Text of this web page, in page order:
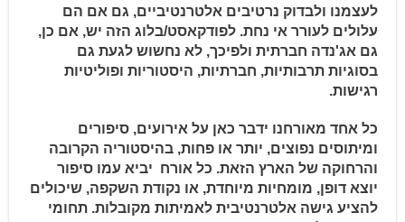
לעצמנו ולבדוק נרטיבים אלטרנטיביים, גם אם הם
עלולים לעורר אי נחת. לפודקאסט/בלוג הזה יש, אם כן,
גם אג'נדה חברתית ולפיכך, לא נחשוש לגעת גם
בסוגיות תרבותיות, חברתיות, היסטוריות ופוליטיות
רגישות.
כל אחד מאורחנו ידבר כאן על אירועים, סיפורים
ומיתוסים נפוצים, יותר או פחות, בהיסטוריה הקרובה
והרחוקה של הארץ הזאת. כל אורח יביא עמו סיפור
יוצא דופן, מומחיות מיוחדת, או נקודת השקפה, שיכולים
להציע גישה אלטרנטיבית לאמיתות מקובלות. תחומי